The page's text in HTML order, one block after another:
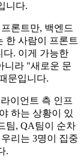
니다.
론트만, 백엔드
한 사람이 프론트
다. 이게 가능한
니라 "새로운 문
문입니다.
이언트 측 인프
하는 상황이 있
팀, QA팀이 순차
리는 3명이 집중
.